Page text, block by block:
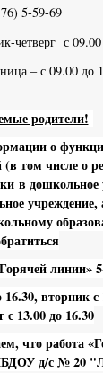
5-59-69
четверг с
до
родители!
о
том числе о
в дошкольное
линии»
вторник с
с 13.00 до 16.30
что работа
д/с № 20